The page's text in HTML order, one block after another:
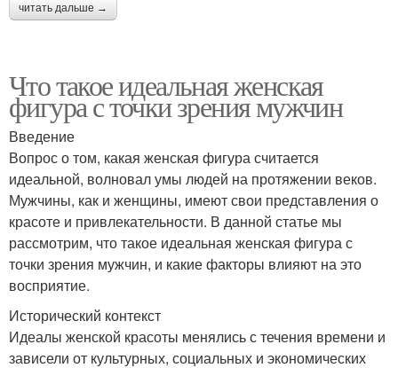
читать дальше →
Что такое идеальная женская
фигура с точки зрения мужчин
Введение
Вопрос о том, какая женская фигура считается
идеальной, волновал умы людей на протяжении веков.
Мужчины, как и женщины, имеют свои представления о
красоте и привлекательности. В данной статье мы
рассмотрим, что такое идеальная женская фигура с
точки зрения мужчин, и какие факторы влияют на это
восприятие.
Исторический контекст
Идеалы женской красоты менялись с течения времени и
зависели от культурных, социальных и экономических